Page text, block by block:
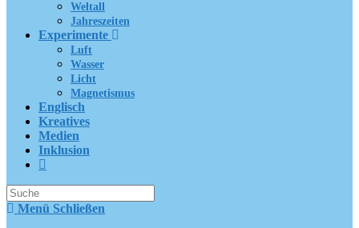
Weltall
Jahreszeiten
Experimente
Luft
Wasser
Licht
Magnetismus
Englisch
Kreatives
Medien
Inklusion
Suche
nach:
Menü Schließen